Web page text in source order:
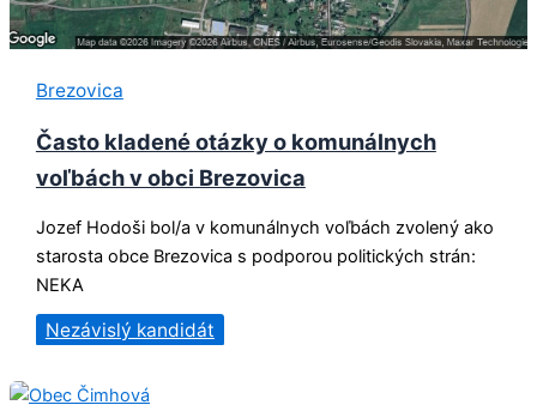
Brezovica
Často kladené otázky o komunálnych
voľbách v obci Brezovica
Jozef Hodoši bol/a v komunálnych voľbách zvolený ako
starosta obce Brezovica s podporou politických strán:
NEKA
Nezávislý kandidát